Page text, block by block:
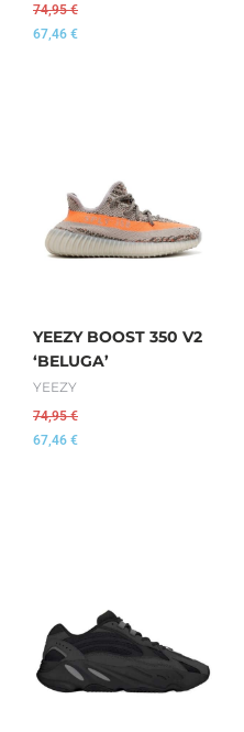
74,95€
67,46 €
YEEZY BOOST 350 V2
‘BELUGA’
YEEZY
74,95€
67,46 €